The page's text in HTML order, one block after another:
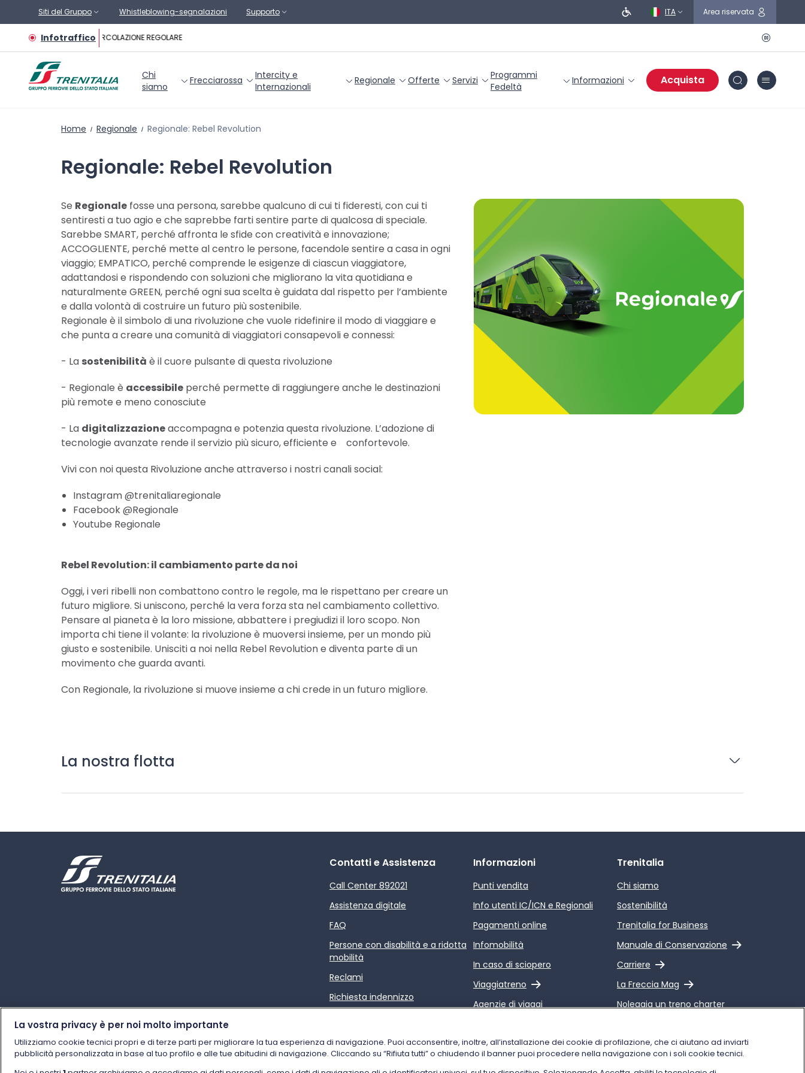
Vai al contenuto principale
Siti del Gruppo Whistleblowing-segnalazioni Supporto ITA Area riservata
InfotrafficoCIRCOLAZIONE REGOLARE
Chi
siamo
Frecciarossa
Intercity e
Internazionali
Regionale Offerte Servizi
Programmi
Fedeltà
Informazioni Acquista
Home Regionale Regionale: Rebel Revolution
Regionale: Rebel Revolution
Se Regionale fosse una persona, sarebbe qualcuno di cui ti fideresti, con cui ti
sentiresti a tuo agio e che saprebbe farti sentire parte di qualcosa di speciale.
Sarebbe SMART, perché affronta le sfide con creatività e innovazione;
ACCOGLIENTE, perché mette al centro le persone, facendole sentire a casa in ogni
viaggio; EMPATICO, perché comprende le esigenze di ciascun viaggiatore,
adattandosi e rispondendo con soluzioni che migliorano la vita quotidiana e
naturalmente GREEN, perché ogni sua scelta è guidata dal rispetto per l’ambiente
e dalla volontà di costruire un futuro più sostenibile.
Regionale è il simbolo di una rivoluzione che vuole ridefinire il modo di viaggiare e
che punta a creare una comunità di viaggiatori consapevoli e connessi:
- La sostenibilità è il cuore pulsante di questa rivoluzione
- Regionale è accessibile perché permette di raggiungere anche le destinazioni
più remote e meno conosciute
- La digitalizzazioneaccompagna e potenzia questa rivoluzione. L’adozione di
tecnologie avanzate rende il servizio più sicuro, efficiente e confortevole.
Vivi con noi questa Rivoluzione anche attraverso i nostri canali social:
Instagram @trenitaliaregionale
Facebook @Regionale
Youtube Regionale
Rebel Revolution: il cambiamento parte da noi
Oggi, i veri ribelli non combattono contro le regole, ma le rispettano per creare un
futuro migliore. Si uniscono, perché la vera forza sta nel cambiamento collettivo.
Pensare al pianeta è la loro missione, abbattere i pregiudizi il loro scopo. Non
importa chi tiene il volante: la rivoluzione è muoversi insieme, per un mondo più
giusto e sostenibile. Unisciti a noi nella Rebel Revolution e diventa parte di un
movimento che guarda avanti.
Con Regionale, la rivoluzione si muove insieme a chi crede in un futuro migliore.
La nostra flotta
Contatti e Assistenza
Call Center 892021
Assistenza digitale
FAQ
Persone con disabilità e a ridotta
mobilità
Reclami
Richiesta indennizzo
Condizioni di trasporto
Informazioni
Punti vendita
Info utenti IC/ICN e Regionali
Pagamenti online
Infomobilità
In caso di sciopero
Viaggiatreno
Link esterno
Agenzie di viaggi
servizi di Trenitalia
Trenitalia
Chi siamo
Sostenibilità
Trenitalia for Business
Manuale di Conservazione
Link esterno
Carriere
Link esterno
La Freccia Mag
Link esterno
Noleggia un treno charter
La vostra privacy è per noi molto importante
Utilizziamo cookie tecnici propri e di terze parti per migliorare la tua esperienza di navigazione. Puoi acconsentire, inoltre, all’installazione dei cookie di profilazione, che ci aiutano ad inviarti
pubblicità personalizzata in base al tuo profilo e alle tue abitudini di navigazione. Cliccando su “Rifiuta tutti” o chiudendo il banner puoi procedere nella navigazione con i soli cookie tecnici.